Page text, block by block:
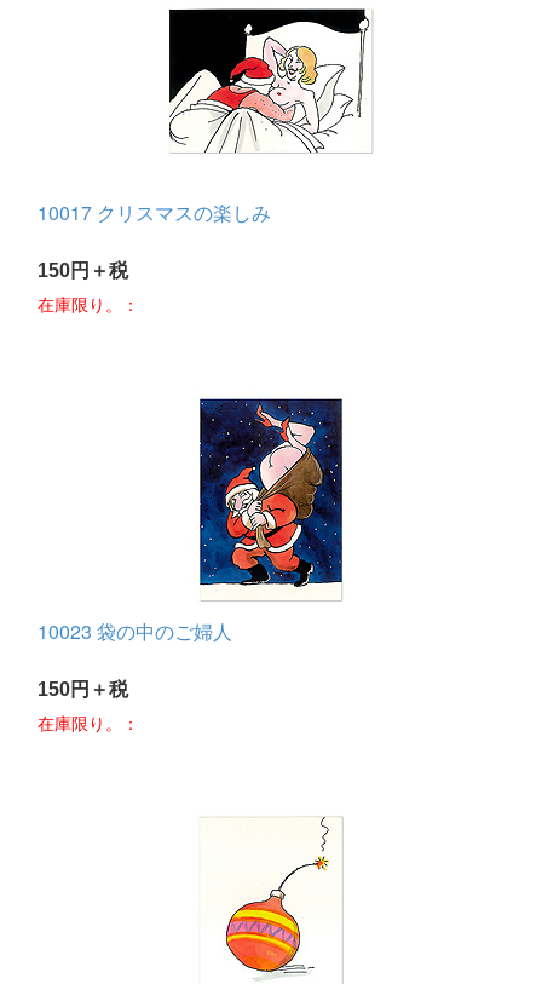
10017 クリスマスの楽しみ
150円＋税
在庫限り。：
10023 袋の中のご婦人
150円＋税
在庫限り。：